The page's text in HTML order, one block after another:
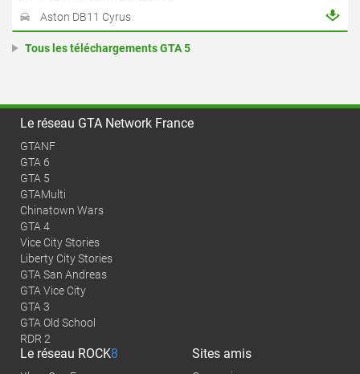
Aston DB11 Cyrus
Tous les téléchargements GTA 5
Le réseau GTA Network France
GTANF
GTA 6
GTA 5
GTAMulti
Chinatown Wars
GTA 4
Vice City Stories
Liberty City Stories
GTA San Andreas
GTA Vice City
GTA 3
GTA Old School
RDR 2
Le réseau ROCK8 Sites amis